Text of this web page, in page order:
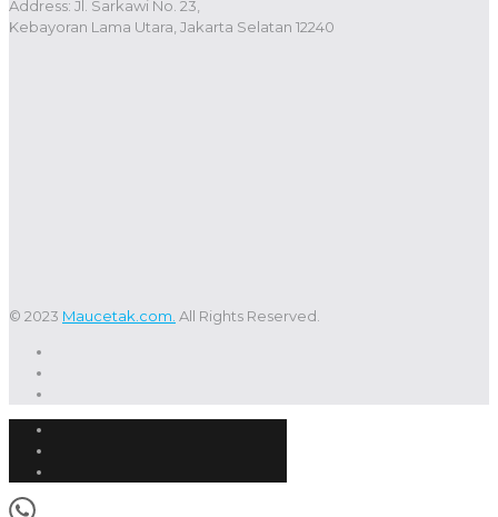
Address: Jl. Sarkawi No. 23,
Kebayoran Lama Utara, Jakarta Selatan 12240
© 2023 Maucetak.com. All Rights Reserved.